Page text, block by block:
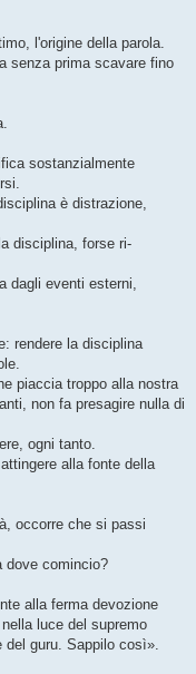
l'origine della parola.
senza prima scavare fino
sostanzialmente
è distrazione,
disciplina, forse ri-
dagli eventi esterni,
rendere la disciplina
piaccia troppo alla nostra
non fa presagire nulla di
ogni tanto.
alla fonte della
occorre che si passi
dove comincio?
alla ferma devozione
luce del supremo
guru. Sappilo così».